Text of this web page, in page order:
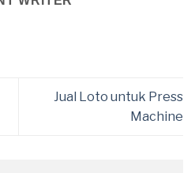
Jual Loto untuk Press
Machine